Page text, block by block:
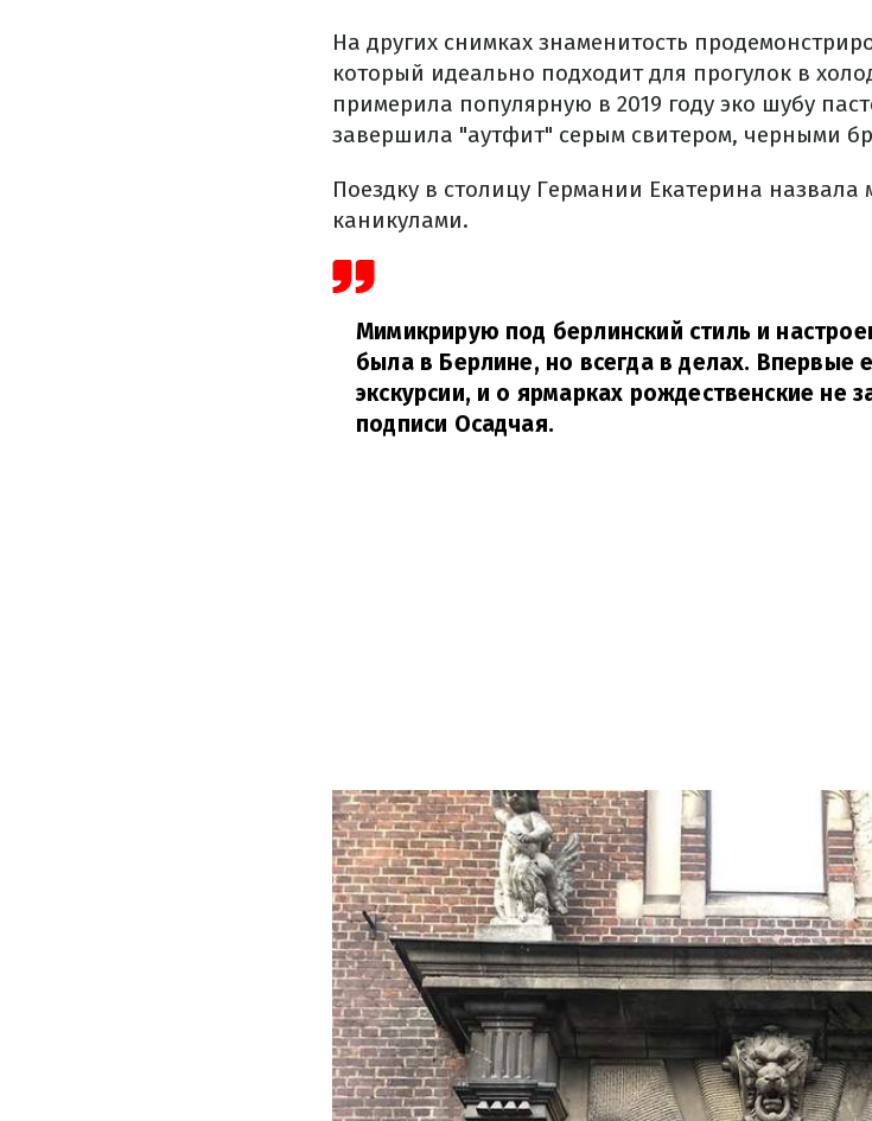
На других снимках знаменитость
который идеально подходит для прогулок в
примерила популярную в 2019 году эко шубу
завершила "аутфит" серым свитером, черными
Поездку в столицу Германии Екатерина
каникулами.
Мимикрирую под берлинский стиль и
была в Берлине, но всегда в делах. Впервые
экскурсии, и о ярмарках рождественские не
подписи Осадчая.